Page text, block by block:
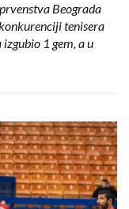
Beograda
tenisera
1 gem, a u